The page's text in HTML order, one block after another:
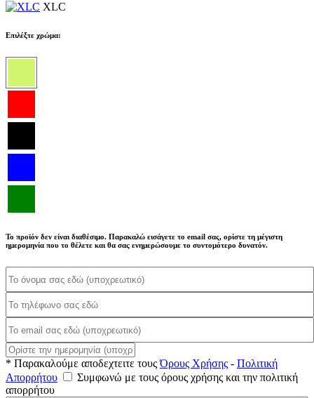
XLC
Επιλέξτε χρώμα:
Το προϊόν δεν είναι διαθέσιμο. Παρακαλώ εισάγετε το email σας, ορίστε τη μέγιστη
ημερομηνία που το θέλετε και θα σας ενημερώσουμε το συντομότερο δυνατόν.
* Παρακαλούμε αποδεχτειτε τουςΌρους Χρήσης - Πολιτική
Απορρήτου
Συμφωνώ με τους όρους χρήσης και την πολιτική
απορρήτου